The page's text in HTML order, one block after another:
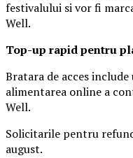
festivalului si vor fi
Well.
Top-up rapid pentru
Bratara de acces
alimentarea online a
Well.
Solicitarile pentru
august.